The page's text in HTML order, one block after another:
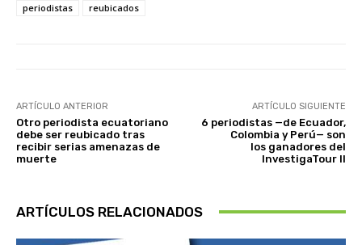
periodistas
reubicados
ARTÍCULO ANTERIOR
Otro periodista ecuatoriano
debe ser reubicado tras
recibir serias amenazas de
muerte
ARTÍCULO SIGUIENTE
6 periodistas —de Ecuador,
Colombia y Perú— son
los ganadores del
InvestigaTour II
ARTÍCULOS RELACIONADOS